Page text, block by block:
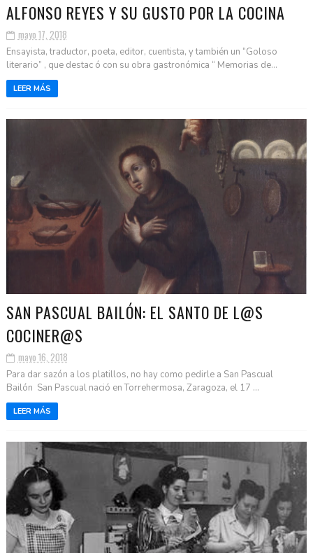
ALFONSO REYES Y SU GUSTO POR LA COCINA
mayo 17, 2018
Ensayista, traductor, poeta, editor, cuentista, y también un “Goloso
literario” , que destac ó con su obra gastronómica “ Memorias de...
LEER MÁS
SAN PASCUAL BAILÓN: EL SANTO DE L@S
COCINER@S
mayo 16, 2018
Para dar sazón a los platillos, no hay como pedirle a San Pascual
Bailón San Pascual nació en Torrehermosa, Zaragoza, el 17 ...
LEER MÁS